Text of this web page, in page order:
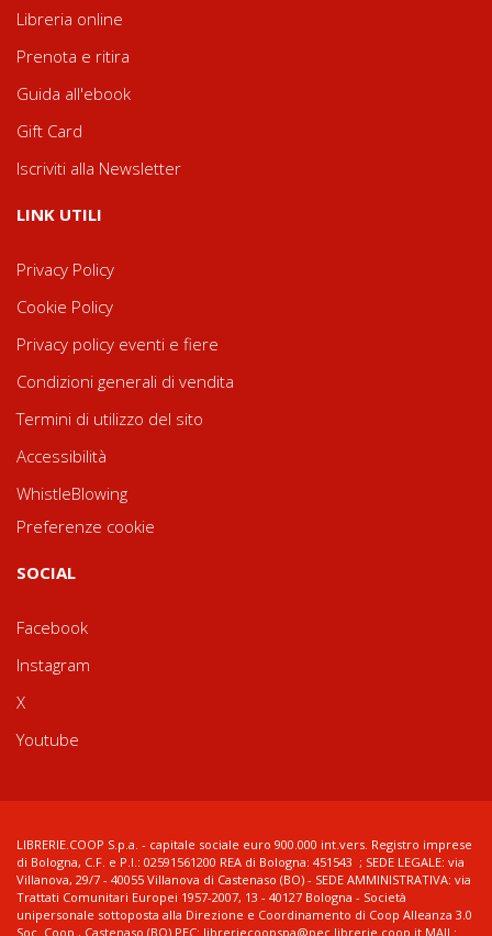
Libreria online
Prenota e ritira
Guida all'ebook
Gift Card
Iscriviti alla Newsletter
LINK UTILI
Privacy Policy
Cookie Policy
Privacy policy eventi e fiere
Condizioni generali di vendita
Termini di utilizzo del sito
Accessibilità
WhistleBlowing
Preferenze cookie
SOCIAL
Facebook
Instagram
X
Youtube
LIBRERIE.COOP S.p.a. - capitale sociale euro 900.000 int.vers. Registro imprese
di Bologna, C.F. e P.I.: 02591561200 REA di Bologna: 451543 ; SEDE LEGALE: via
Villanova, 29/7 - 40055 Villanova di Castenaso (BO) - SEDE AMMINISTRATIVA: via
Trattati Comunitari Europei 1957-2007, 13 - 40127 Bologna - Società
unipersonale sottoposta alla Direzione e Coordinamento di Coop Alleanza 3.0
Soc. Coop., Castenaso (BO) PEC: libreriecoopspa@pec.librerie.coop.it MAIL: